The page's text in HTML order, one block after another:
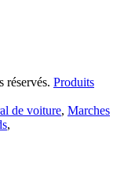
réservés. Produits
de voiture, Marches
,